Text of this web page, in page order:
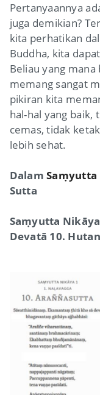
Pertanyaannya
juga demikian?
kita perhatikan
Buddha, kita
Beliau yang
memang sangat
pikiran kita
hal-hal yang baik,
cemas, tidak
lebih sehat.
Dalam
Sutta
Saṃyutta
Devatā 10. Hutan